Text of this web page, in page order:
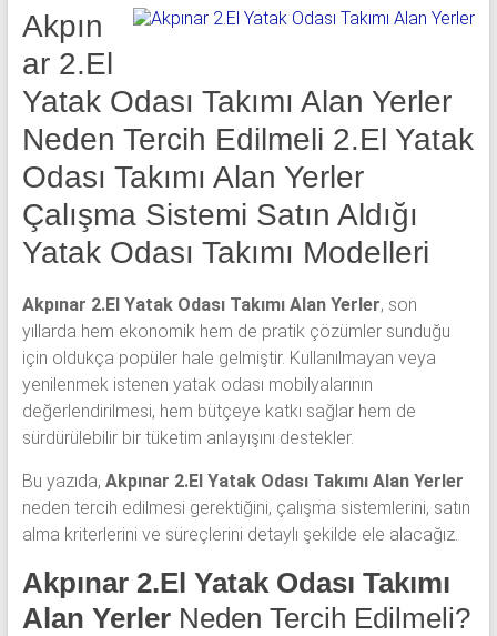
yatak
odası,
Klasik
yatak
odası,
Avangard
yatak
odası,
Antika
yatak
ve
Metebronz
yatak
odası
takımı
alınmaktadır.
Akpın
ar 2.El
Yatak Odası Takımı Alan Yerler
Neden Tercih Edilmeli 2.El Yatak
Odası Takımı Alan Yerler
Çalışma Sistemi Satın Aldığı
Yatak Odası Takımı Modelleri
Akpınar 2.El Yatak Odası Takımı Alan Yerler, son
yıllarda hem ekonomik hem de pratik çözümler sunduğu
için oldukça popüler hale gelmiştir. Kullanılmayan veya
yenilenmek istenen yatak odası mobilyalarının
değerlendirilmesi, hem bütçeye katkı sağlar hem de
sürdürülebilir bir tüketim anlayışını destekler.
Bu yazıda, Akpınar 2.El Yatak Odası Takımı Alan Yerler
neden tercih edilmesi gerektiğini, çalışma sistemlerini, satın
alma kriterlerini ve süreçlerini detaylı şekilde ele alacağız.
Akpınar 2.El Yatak Odası Takımı
Alan Yerler Neden Tercih Edilmeli?